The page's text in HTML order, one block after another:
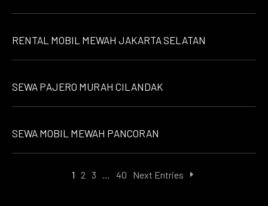
RENTAL MOBIL MEWAH JAKARTA SELATAN
SEWA PAJERO MURAH CILANDAK
SEWA MOBIL MEWAH PANCORAN
1 2 3 40 Next Entries